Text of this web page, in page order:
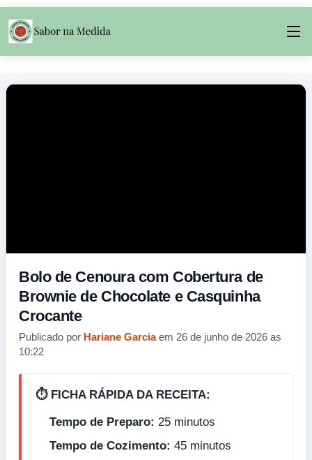
Bolo de Cenoura com Cobertura de
Brownie de Chocolate e Casquinha
Crocante
Publicado por Hariane Garciaem 26 de junho de 2026 as
10:22
⏱️ FICHA RÁPIDA DA RECEITA:
Tempo de Preparo: 25 minutos
Tempo de Cozimento: 45 minutos